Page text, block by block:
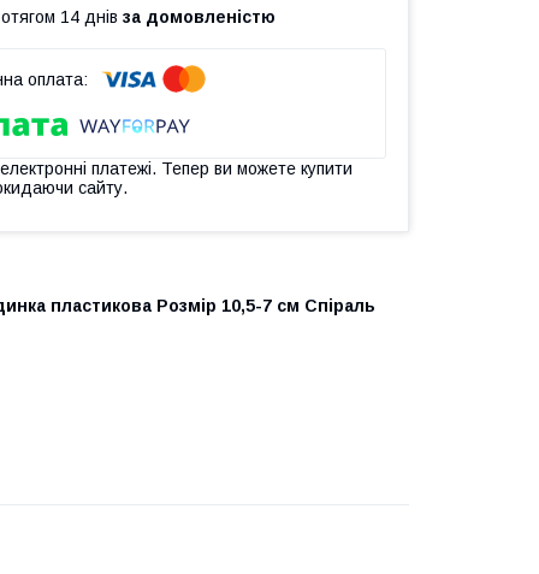
14 днів за домовленістю
платежі. Тепер ви можете купити
сайту.
пластикова Розмір 10,5-7 см Спіраль